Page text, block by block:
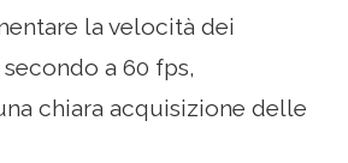
la velocità dei
a 60 fps,
chiara acquisizione delle